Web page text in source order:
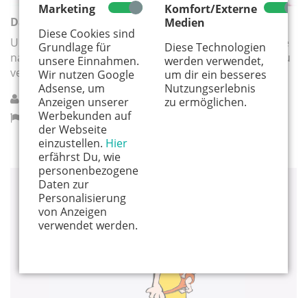
Marketing
Diese Cookies sind
Grundlage für
unsere Einnahmen.
Wir nutzen Google
Adsense, um
Anzeigen unserer
Werbekunden auf
der Webseite
einzustellen. Hier
erfährst Du, wie
personenbezogene
Daten zur
Personalisierung
von Anzeigen
verwendet werden.
Komfort/Externe
Medien
Diese Technologien
werden verwendet,
um dir ein besseres
Nutzungserlebnis
zu ermöglichen.
Das erste Jahr - Babykurse bei Tante Astrid e.V.
Unseren Babykurs kannst Du ab der 6ten/8ten Woche
nach der Geburt starten. Die Kurse finden montags zu
verschiedenen Zeiten statt.
Tante Astrid e.V.
Köln
BABY